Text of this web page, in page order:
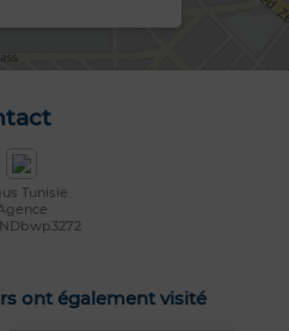
Tunisie
ont également visité